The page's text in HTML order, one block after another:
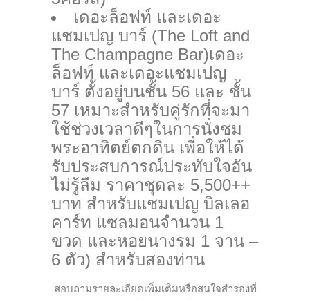
เดอะล็อฟท์ และเดอะ
แชมเปญ บาร์ (The Loft and
The Champagne Bar)เดอะ
ล็อฟท์ และเดอะแชมเปญ
บาร์ ตั้งอยู่บนชั้น 56 และ ชั้น
57 เหมาะสำหรับคู่รักที่จะมา
ใช้ช่วงเวลาดีๆในการนั่งชม
พระอาทิตย์ตกดิน เพื่อให้ได้
รับประสบการณ์ประทับใจอัน
ไม่รู้ลืม ราคาชุดละ 5,500++
บาท สำหรับแชมเปญ บิลเลอ
คาร์ท แซลมอนจำนวน 1
ขวด และหอยนางรม 1 จาน –
6 ตัว) สำหรับสองท่าน
สอบถามรายละเอียดเพิ่มเติมหรือสนใจสำรองที่